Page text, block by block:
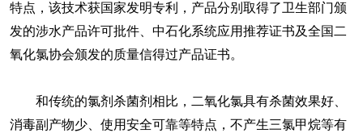
特点，该技术获国家发明专利，产品分别取得了卫生部门颁
发的涉水产品许可批件、中石化系统应用推荐证书及全国二
氧化氯协会颁发的质量信得过产品证书。
和传统的氯剂杀菌剂相比，二氧化氯具有杀菌效果好、
消毒副产物少、使用安全可靠等特点，不产生三氯甲烷等有